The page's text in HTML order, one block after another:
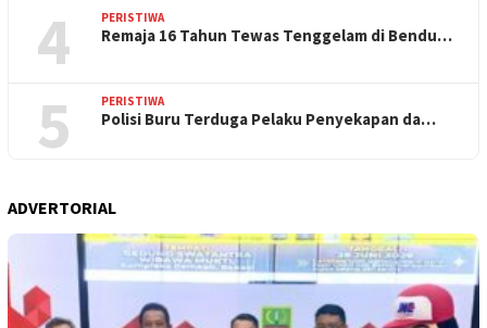
4 PERISTIWA
Remaja 16 Tahun Tewas Tenggelam di Bendu…
5 PERISTIWA
Polisi Buru Terduga Pelaku Penyekapan da…
ADVERTORIAL